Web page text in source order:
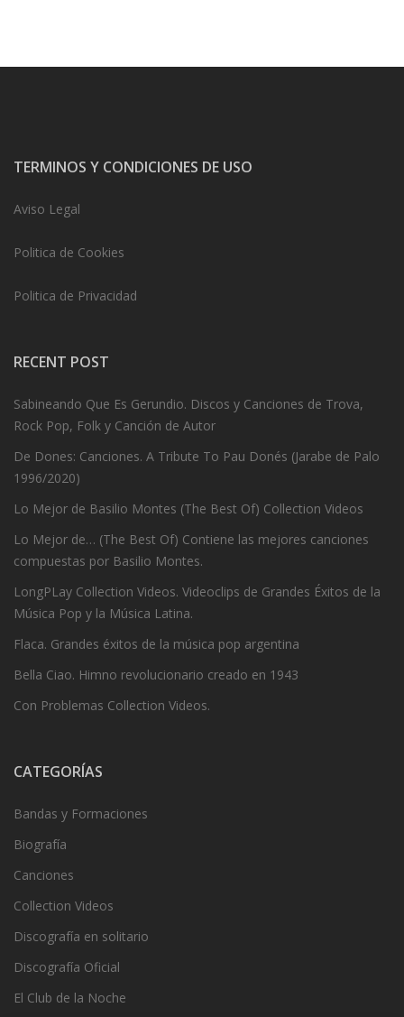
TERMINOS Y CONDICIONES DE USO
Aviso Legal
Politica de Cookies
Politica de Privacidad
RECENT POST
Sabineando Que Es Gerundio. Discos y Canciones de Trova,
Rock Pop, Folk y Canción de Autor
De Dones: Canciones. A Tribute To Pau Donés (Jarabe de Palo
1996/2020)
Lo Mejor de Basilio Montes (The Best Of) Collection Videos
Lo Mejor de… (The Best Of) Contiene las mejores canciones
compuestas por Basilio Montes.
LongPLay Collection Videos. Videoclips de Grandes Éxitos de la
Música Pop y la Música Latina.
Flaca. Grandes éxitos de la música pop argentina
Bella Ciao. Himno revolucionario creado en 1943
Con Problemas Collection Videos.
CATEGORÍAS
Bandas y Formaciones
Biografía
Canciones
Collection Videos
Discografía en solitario
Discografía Oficial
El Club de la Noche